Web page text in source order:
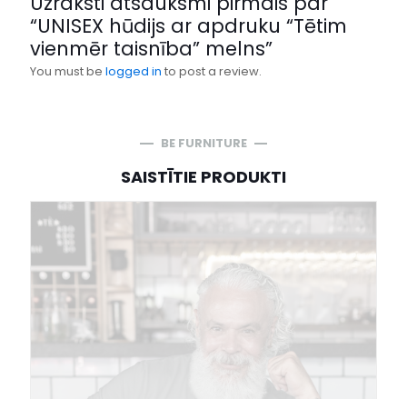
“UNISEX hūdijs ar apdruku “Tētim
vienmēr taisnība” melns”
You must be logged in to post a review.
BE FURNITURE
SAISTĪTIE PRODUKTI